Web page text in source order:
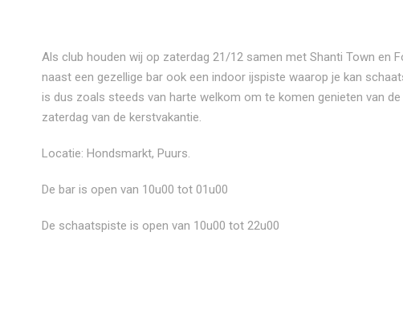
Als club houden wij op zaterdag 21/12 samen met Shanti Town en
naast een gezellige bar ook een indoor ijspiste waarop je kan
is dus zoals steeds van harte welkom om te komen genieten van
zaterdag van de kerstvakantie.
Locatie: Hondsmarkt, Puurs.
De bar is open van 10u00 tot 01u00
De schaatspiste is open van 10u00 tot 22u00